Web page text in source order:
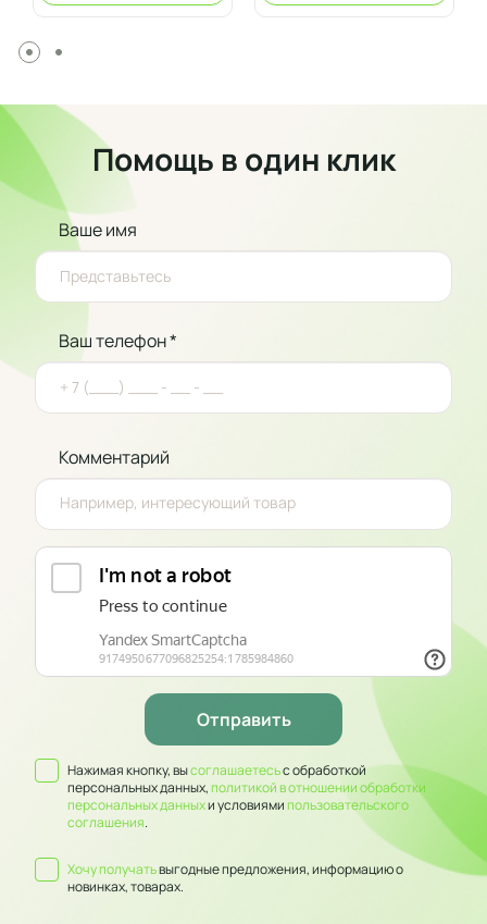
Помощь в один клик
Ваше имя
Ваш телефон *
Комментарий
Нажимая кнопку, высоглашаетесьс обработкой
персональных данных,политикой в отношении обработки
персональных данныхи условиямипользовательского
соглашения.
Хочу получатьвыгодные предложения, информацию о
новинках, товарах.